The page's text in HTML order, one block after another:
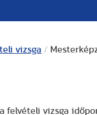
vizsga /
felvételi vizsga